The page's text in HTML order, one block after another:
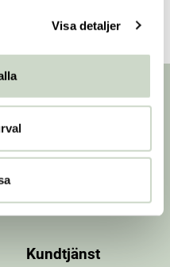
Visa detaljer
att få
Kundtjänst